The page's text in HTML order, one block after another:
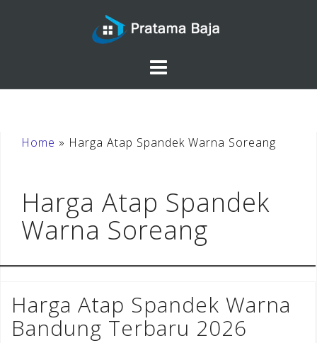
Home » Harga Atap Spandek Warna Soreang
Harga Atap Spandek
Warna Soreang
Harga Atap Spandek Warna
Bandung Terbaru 2026